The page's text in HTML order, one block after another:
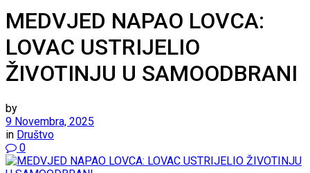
MEDVJED NAPAO LOVCA:
LOVAC USTRIJELIO
ŽIVOTINJU U SAMOODBRANI
by
9 Novembra, 2025
in Društvo
0